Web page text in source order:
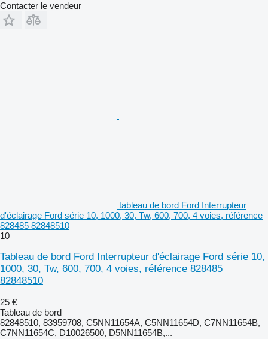
Contacter le vendeur
tableau de bord Ford Interrupteur
d'éclairage Ford série 10, 1000, 30, Tw, 600, 700, 4 voies, référence
828485 82848510
10
Tableau de bord Ford Interrupteur d'éclairage Ford série 10,
1000, 30, Tw, 600, 700, 4 voies, référence 828485
82848510
25 €
Tableau de bord
82848510, 83959708, C5NN11654A, C5NN11654D, C7NN11654B,
C7NN11654C, D10026500, D5NN11654B,...